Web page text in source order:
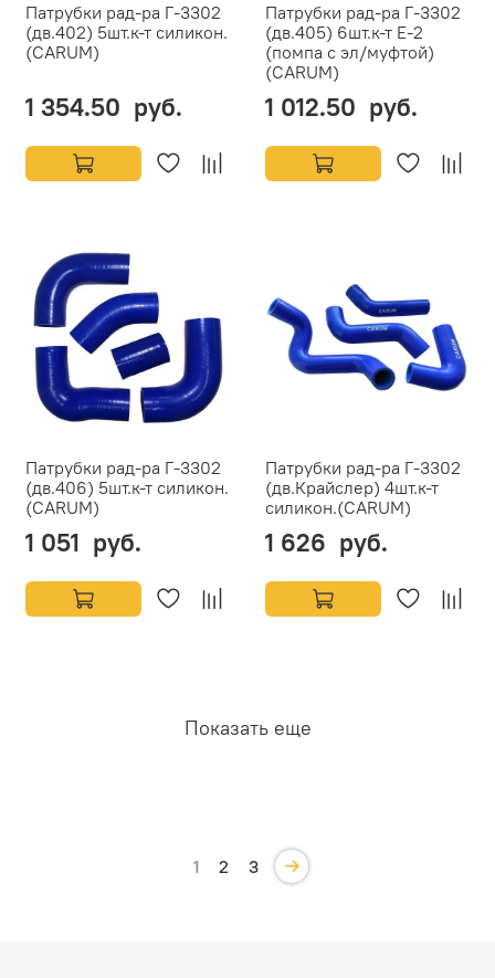
Патрубки рад-ра Г-3302
(дв.402) 5шт.к-т силикон.
(CARUM)
1 354.50 руб.
Патрубки рад-ра Г-3302
(дв.405) 6шт.к-т Е-2
(помпа с эл/муфтой)
(CARUM)
1 012.50 руб.
Патрубки рад-ра Г-3302
(дв.406) 5шт.к-т силикон.
(CARUM)
1 051 руб.
Патрубки рад-ра Г-3302
(дв.Крайслер) 4шт.к-т
силикон.(CARUM)
1 626 руб.
Показать еще
1 2 3